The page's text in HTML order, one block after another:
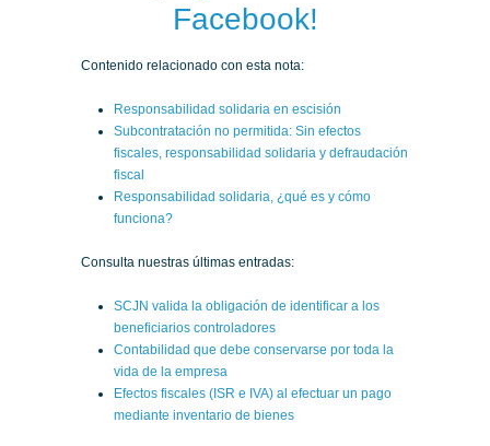
Facebook!
Contenido relacionado con esta nota:
Responsabilidad solidaria en escisión
Subcontratación no permitida: Sin efectos
fiscales, responsabilidad solidaria y defraudación
fiscal
Responsabilidad solidaria, ¿qué es y cómo
funciona?
Consulta nuestras últimas entradas:
SCJN valida la obligación de identificar a los
beneficiarios controladores
Contabilidad que debe conservarse por toda la
vida de la empresa
Efectos fiscales (ISR e IVA) al efectuar un pago
mediante inventario de bienes